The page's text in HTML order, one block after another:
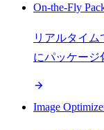
On-the-Fly
リアルタイ
にパッケージ
Image